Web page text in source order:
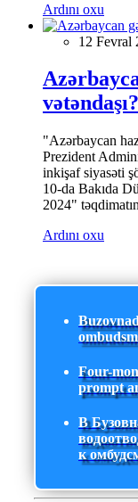
Ardını oxu
12 Fevral
vətəndaşı?
"Azərbaycan
Prezident
inkişaf siyasəti
10-da Bakıda
2024"
Ardını oxu
Four-
prompt
В
к